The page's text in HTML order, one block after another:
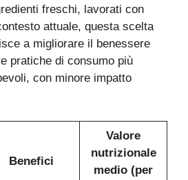
freschi, lavorati con
attuale, questa scelta
a migliorare il benessere
pratiche di consumo più
con minore impatto
Benefici
Valore
nutrizionale
medio (per